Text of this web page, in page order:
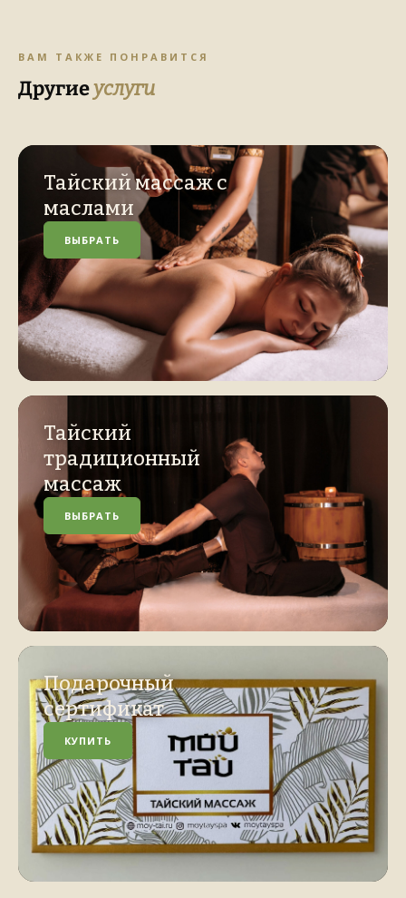
ВАМ ТАКЖЕ ПОНРАВИТСЯ
Другиеуслуги
Тайский массаж с
маслами
ВЫБРАТЬ
Тайский
традиционный
массаж
ВЫБРАТЬ
Подарочный
сертификат
КУПИТЬ